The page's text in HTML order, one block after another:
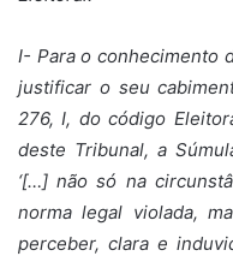
I- Para o conhecimento
justificar o seu
276, I, do código
deste Tribunal, a
‘[…] não só na
norma legal violada,
perceber, clara e